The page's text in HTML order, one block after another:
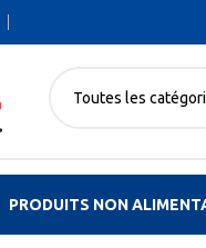
Toutes les
PRODUITS NON